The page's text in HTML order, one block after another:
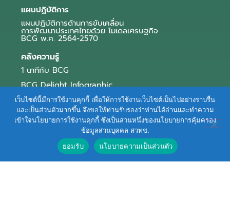
แผนปฏิบัติการ
แผนปฏิบัติการด้านการขับเคลื่อน
การพัฒนาประเทศไทยด้วย โมเดลเศรษฐกิจ
BCG พ.ศ. 2564-2570
คลังความรู้
1 นาทีกับ BCG
BCG Delight Infographic
สื่อประชาสัมพันธ์
e-Book Series
ตัวอย่างธุรกิจ BCG
ข่าวและบทความ
เว็บไซต์นี้มีการใช้งานคุกกี้ เพื่อให้การใช้งานเว็บไซต์เป็นไปอย่างราบรื่น
และเป็นส่วนตัวมากขึ้น จึงขอให้ท่านรับรองว่าท่านได้อ่านและทำความ
เข้าใจนโยบายการใช้งานคุกกี้ ซึ่งเป็นส่วนหนึ่งของนโยบายการคุ้มครอง
ข้อมูลส่วนบุคคล สวทช.
ยอมรับ
นโยบายความเป็นส่วนตัว